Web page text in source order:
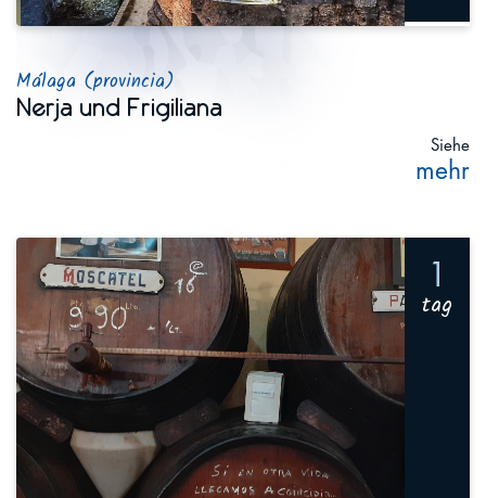
Málaga (provincia)
Nerja und Frigiliana
Siehe
mehr
1
tag